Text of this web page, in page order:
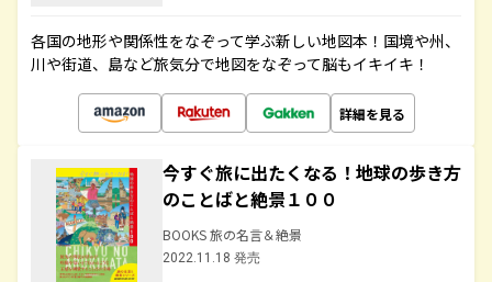
各国の地形や関係性をなぞって学ぶ新しい地図本！国境や州、
川や街道、島など旅気分で地図をなぞって脳もイキイキ！
詳細を見る
今すぐ旅に出たくなる！地球の歩き方
のことばと絶景１００
BOOKS 旅の名言＆絶景
2022.11.18 発売